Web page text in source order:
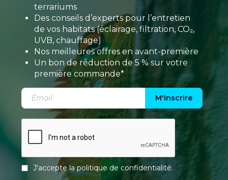
terrariums
Des conseils d’experts pour l’entretien
de vos habitats (éclairage, filtration, CO₂,
UVB, chauffage)
Nos meilleures offres en avant-première
Un bon de réduction de 5 % sur votre
première commande*
M'inscrire
J'accepte lapolitique de confidentialité.